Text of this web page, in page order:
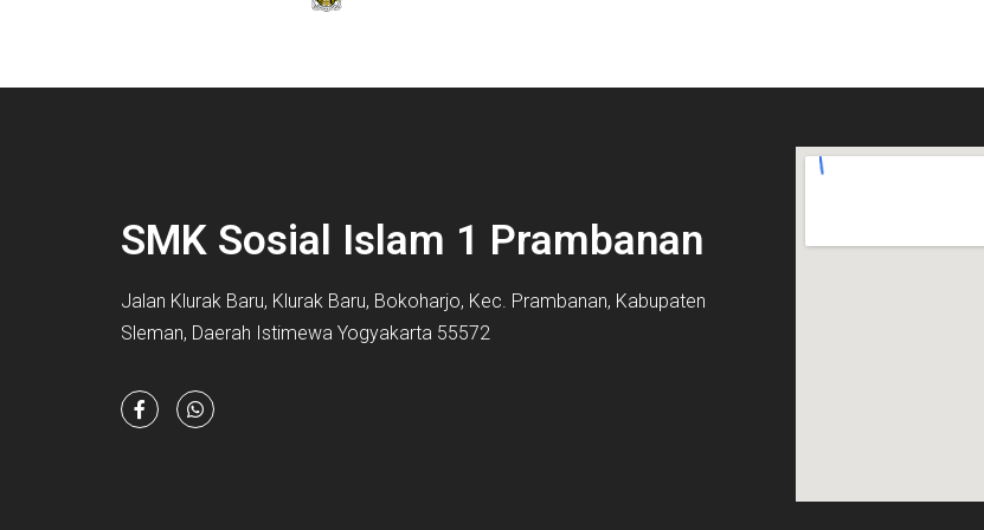
SMK Sosial Islam 1 Prambanan
Jalan Klurak Baru, Klurak Baru, Bokoharjo, Kec. Prambanan, Kabupaten
Sleman, Daerah Istimewa Yogyakarta 55572